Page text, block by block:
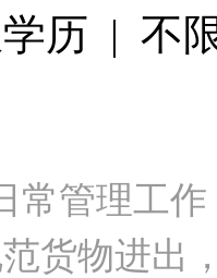
历 | 不
常管理工
货物进